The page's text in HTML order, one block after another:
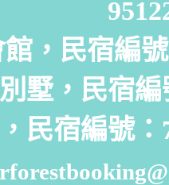
，民宿編
墅，民宿
民宿編號